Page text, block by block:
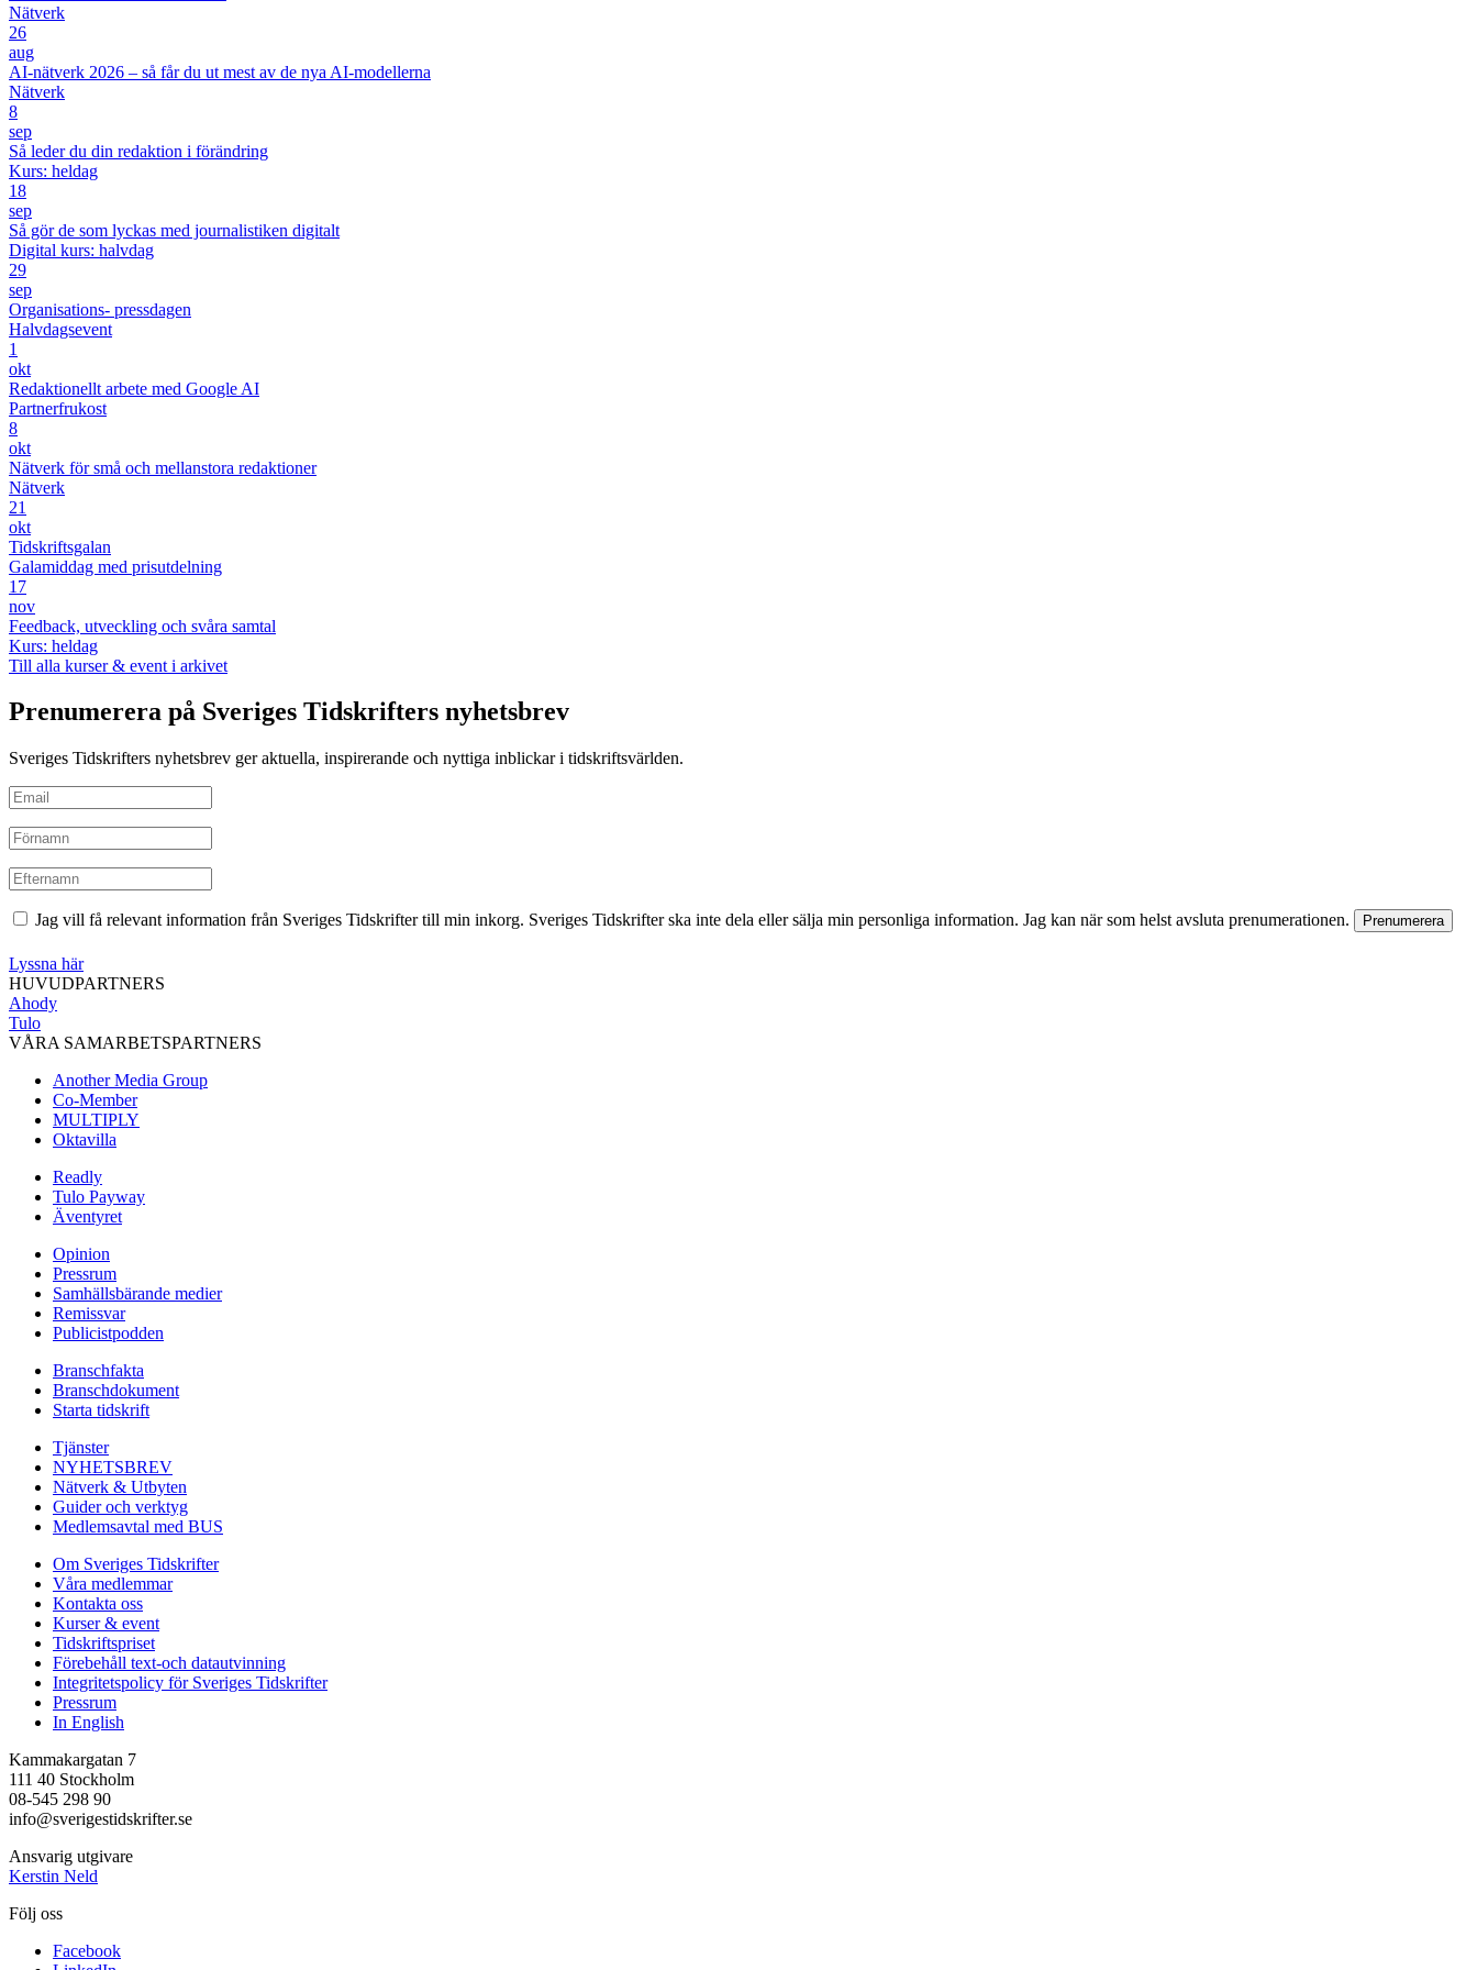
Nätverk
26
aug
AI-nätverk 2026 – så får du ut mest av de nya AI-modellerna
Nätverk
8
sep
Så leder du din redaktion i förändring
Kurs: heldag
18
sep
Så gör de som lyckas med journalistiken digitalt
Digital kurs: halvdag
29
sep
Organisations- pressdagen
Halvdagsevent
1
okt
Redaktionellt arbete med Google AI
Partnerfrukost
8
okt
Nätverk för små och mellanstora redaktioner
Nätverk
21
okt
Tidskriftsgalan
Galamiddag med prisutdelning
17
nov
Feedback, utveckling och svåra samtal
Kurs: heldag
Till alla kurser & event i arkivet
Prenumerera på Sveriges Tidskrifters nyhetsbrev
Sveriges Tidskrifters nyhetsbrev ger aktuella, inspirerande och nyttiga inblickar i tidskriftsvärlden.
Jag vill få relevant information från Sveriges Tidskrifter till min inkorg. Sveriges Tidskrifter ska inte dela eller sälja min personliga information. Jag kan när som helst avsluta prenumerationen.
Lyssna här
HUVUDPARTNERS
Ahody
Tulo
VÅRA SAMARBETSPARTNERS
Another Media Group
Co-Member
MULTIPLY
Oktavilla
Readly
Tulo Payway
Äventyret
Opinion
Pressrum
Samhällsbärande medier
Remissvar
Publicistpodden
Branschfakta
Branschdokument
Starta tidskrift
Tjänster
NYHETSBREV
Nätverk & Utbyten
Guider och verktyg
Medlemsavtal med BUS
Om Sveriges Tidskrifter
Våra medlemmar
Kontakta oss
Kurser & event
Tidskriftspriset
Förebehåll text-och datautvinning
Integritetspolicy för Sveriges Tidskrifter
Pressrum
In English
Kammakargatan 7
111 40 Stockholm
08-545 298 90
info@sverigestidskrifter.se
Ansvarig utgivare
Kerstin Neld
Följ oss
Facebook